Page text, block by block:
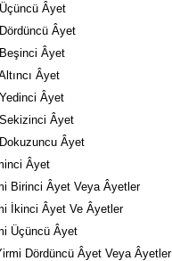
Âyet
Âyet
Âyet
Âyet
Âyet
Âyet
Âyet
Âyet
Birinci Âyet Veya Âyetler
İkinci Âyet Ve Âyetler
Üçüncü Âyet
Dördüncü Âyet Veya Âyetler